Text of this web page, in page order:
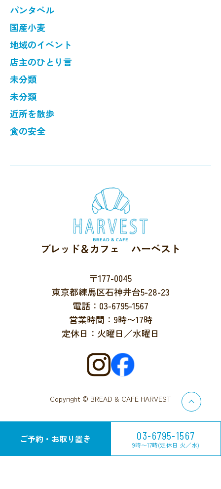
ご予約・お取り置き 03-6795-1567
9時〜17時(定休日 火／水)
パンタベル
国産小麦
地域のイベント
店主のひとり言
未分類
未分類
近所を散歩
食の安全
ブレッド＆カフェ ハーベスト
〒177-0045
東京都練馬区石神井台5-28-23
電話：03-6795-1567
営業時間：9時〜17時
定休日：火曜日／水曜日
Copyright © BREAD & CAFE HARVEST